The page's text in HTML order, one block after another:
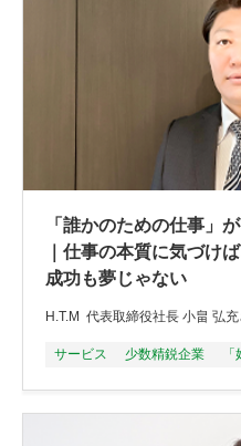
「誰かのための仕事」
｜仕事の本質に気づけ
成功も夢じゃない
H.T.M 代表取締役社長 小畠 弘充
サービス 少数精鋭企業